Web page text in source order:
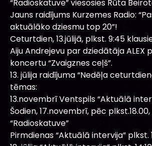
“Radioskatuve” viesosies Rūta
Jauns raidījums Kurzemes Radio:
aktuālāko dziesmu top 20”!
Ceturtdien, 13.jūlijā, plkst. 9:45
Aiju Andrejevu par dziedātāja ALEX
koncertu “Zvaigznes ceļš”.
13. jūlija raidījuma “Nedēļa
tēmas:
13.novembrī Ventspils “Aktuālā
Šodien, 17.novembrī, pēc
“Radioskatuve”
Pirmdienas “Aktuālā intervija” plkst.